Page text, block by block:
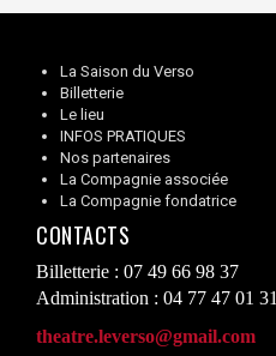
La Saison du Verso
Billetterie
Le lieu
INFOS PRATIQUES
Nos partenaires
La Compagnie associée
La Compagnie fondatrice
CONTACTS
Billetterie : 07 49 66 98 37
Administration : 04 77 47 01 31
theatre.leverso@gmail.com